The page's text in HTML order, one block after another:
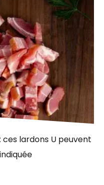
ces lardons U peuvent